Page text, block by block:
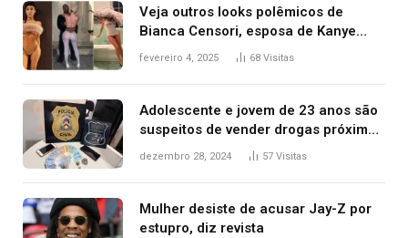
Veja outros looks polêmicos de
Bianca Censori, esposa de Kanye
West que apareceu nua no Grammy
fevereiro 4, 2025 68 Visitas
Adolescente e jovem de 23 anos são
suspeitos de vender drogas próximo
de delegacia e escola, diz polícia
dezembro 28, 2024 57 Visitas
Mulher desiste de acusar Jay-Z por
estupro, diz revista